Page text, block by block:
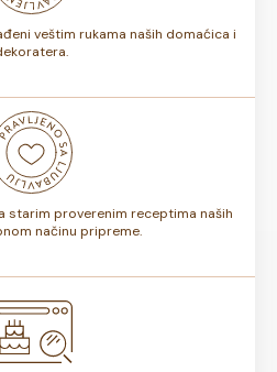
veštim rukama naših domaćica i
starim proverenim receptima naših
načinu pripreme.